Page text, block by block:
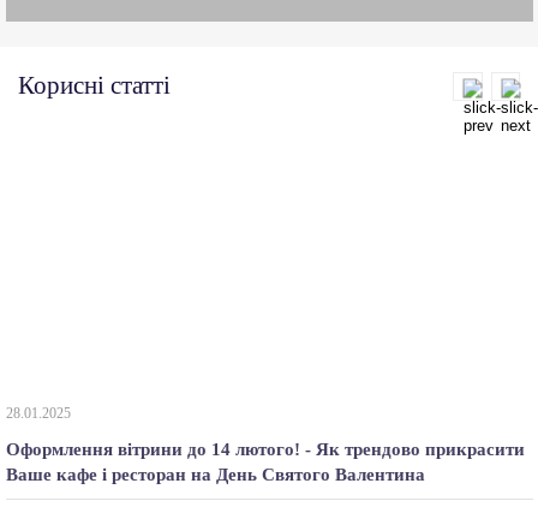
Корисні статті
28.01.2025
Оформлення вітрини до 14 лютого! - Як трендово прикрасити
Ваше кафе і ресторан на День Святого Валентина